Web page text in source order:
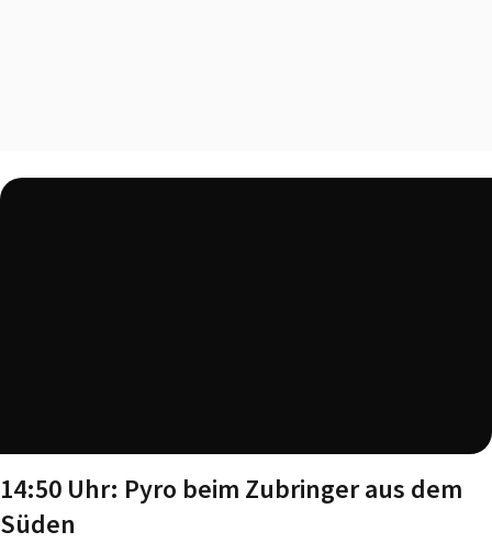
14:50 Uhr: Pyro beim Zubringer aus dem
Süden